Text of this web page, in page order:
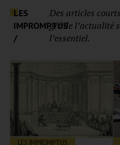
LES
IMPROMPTUS
/
Des articles
gré de l’actualité
l’essentiel.
LES IMPROMPTUS